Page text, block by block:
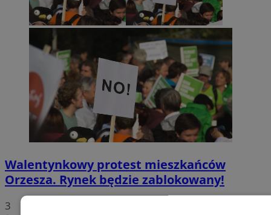
Walentynkowy protest mieszkańców
Orzesza. Rynek będzie zablokowany!
3